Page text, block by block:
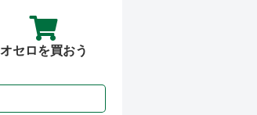
オセロを買おう